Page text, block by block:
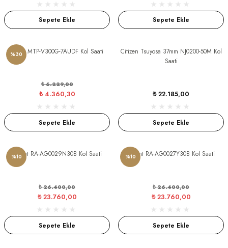
Sepete Ekle Sepete Ekle
%30
Casio MTP-V300G-7AUDF Kol Saati
₺ 6.229,00
₺ 4.360,30
Sepete Ekle
Citizen Tsuyosa 37mm NJ0200-50M Kol
Saati
₺ 22.185,00
Sepete Ekle
%10
Orient RA-AG0029N30B Kol Saati
₺ 26.400,00
₺ 23.760,00
Sepete Ekle
%10
Orient RA-AG0027Y30B Kol Saati
₺ 26.400,00
₺ 23.760,00
Sepete Ekle